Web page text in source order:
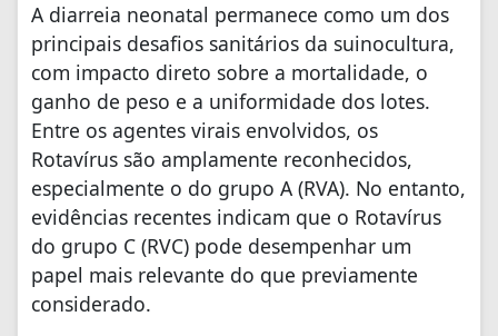
A diarreia neonatal permanece como um dos
principais desafios sanitários da suinocultura,
com impacto direto sobre a mortalidade, o
ganho de peso e a uniformidade dos lotes.
Entre os agentes virais envolvidos, os
Rotavírus são amplamente reconhecidos,
especialmente o do grupo A (RVA). No entanto,
evidências recentes indicam que o Rotavírus
do grupo C (RVC) pode desempenhar um
papel mais relevante do que previamente
considerado.